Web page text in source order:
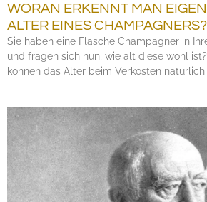
WORAN ERKENNT MAN
ALTER EINES CHAMPAGNERS?
Sie haben eine Flasche Champagner in
und fragen sich nun, wie alt diese wohl
können das Alter beim Verkosten natürlich